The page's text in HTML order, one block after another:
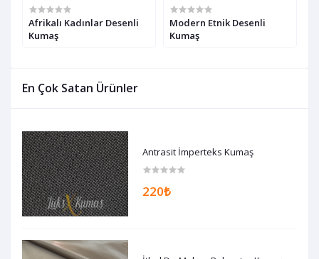
En Çok Satan Ürünler
Antrasit İmperteks Kumaş
220₺
Afrikalı Kadınlar Desenli
Kumaş
Modern Etnik Desenli
Kumaş